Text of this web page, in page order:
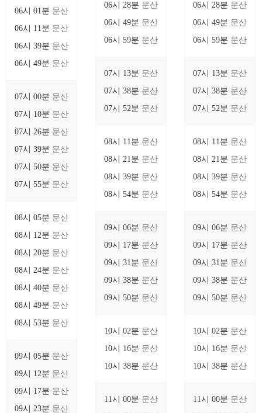
06시 01분 문산
06시 11분 문산
06시 39분 문산
06시 49분 문산
07시 00분 문산
07시 10분 문산
07시 26분 문산
07시 39분 문산
07시 50분 문산
07시 55분 문산
08시 05분 문산
08시 12분 문산
08시 20분 문산
08시 24분 문산
08시 40분 문산
08시 49분 문산
08시 53분 문산
09시 05분 문산
09시 12분 문산
09시 17분 문산
09시 23분 문산
06시 28분 문산
06시 49분 문산
06시 59분 문산
07시 13분 문산
07시 38분 문산
07시 52분 문산
08시 11분 문산
08시 21분 문산
08시 39분 문산
08시 54분 문산
09시 06분 문산
09시 17분 문산
09시 31분 문산
09시 38분 문산
09시 50분 문산
10시 02분 문산
10시 16분 문산
10시 38분 문산
11시 00분 문산
06시 28분 문산
06시 49분 문산
06시 59분 문산
07시 13분 문산
07시 38분 문산
07시 52분 문산
08시 11분 문산
08시 21분 문산
08시 39분 문산
08시 54분 문산
09시 06분 문산
09시 17분 문산
09시 31분 문산
09시 38분 문산
09시 50분 문산
10시 02분 문산
10시 16분 문산
10시 38분 문산
11시 00분 문산